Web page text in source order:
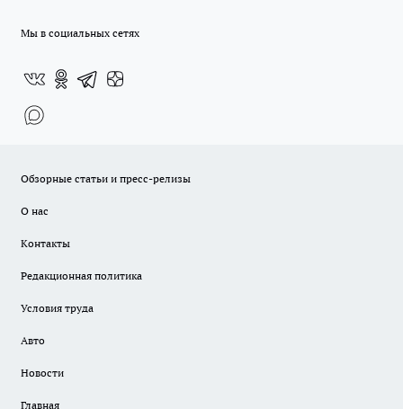
Мы в социальных сетях
Обзорные статьи и пресс-релизы
О нас
Контакты
Редакционная политика
Условия труда
Авто
Новости
Главная